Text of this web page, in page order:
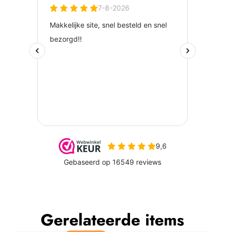
Gerelateerde items